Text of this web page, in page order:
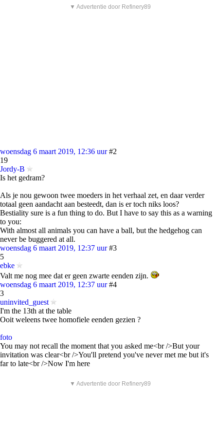
▼ Advertentie door Refinery89
woensdag 6 maart 2019, 12:36 uur #2
19
Jordy-B
Is het gedram?
Als je nou gewoon twee moeders in het verhaal zet, en daar verder
totaal geen aandacht aan besteedt, dan is er toch niks loos?
Bestiality sure is a fun thing to do. But I have to say this as a warning
to you:
With almost all animals you can have a ball, but the hedgehog can
never be buggered at all.
woensdag 6 maart 2019, 12:37 uur #3
5
ebke
Valt me nog mee dat er geen zwarte eenden zijn.
woensdag 6 maart 2019, 12:37 uur #4
3
uninvited_guest
I'm the 13th at the table
Ooit weleens twee homofiele eenden gezien ?
foto
You may not recall the moment that you asked me<br />But your
invitation was clear<br />You'll pretend you've never met me but it's
far to late<br />Now I'm here
▼ Advertentie door Refinery89